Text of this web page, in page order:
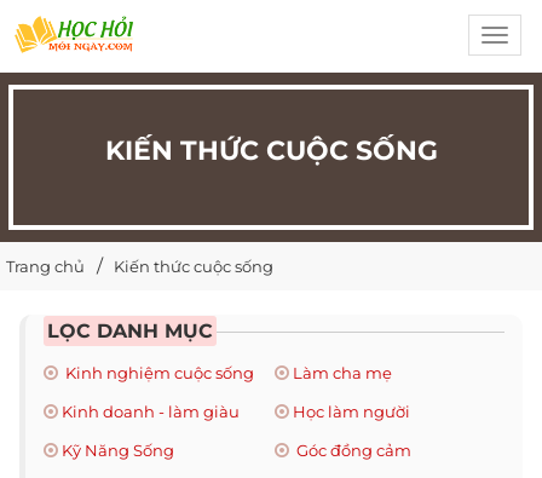
KIẾN THỨC CUỘC SỐNG
Trang chủ Kiến thức cuộc sống
LỌC DANH MỤC
Kinh nghiệm cuộc sống
Làm cha mẹ
Kinh doanh - làm giàu
Học làm người
Kỹ Năng Sống
Góc đồng cảm